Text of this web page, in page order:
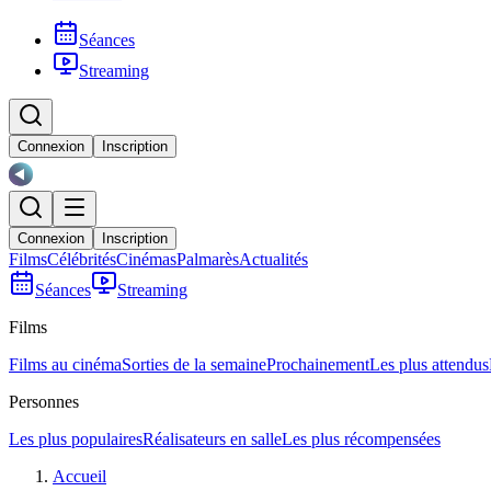
Séances
Streaming
Connexion Inscription
Connexion Inscription
FilmsCélébritésCinémasPalmarèsActualités
Séances
Streaming
Films
Films au cinémaSorties de la semaineProchainementLes plus attendus
Personnes
Les plus populairesRéalisateurs en salleLes plus récompensées
Accueil